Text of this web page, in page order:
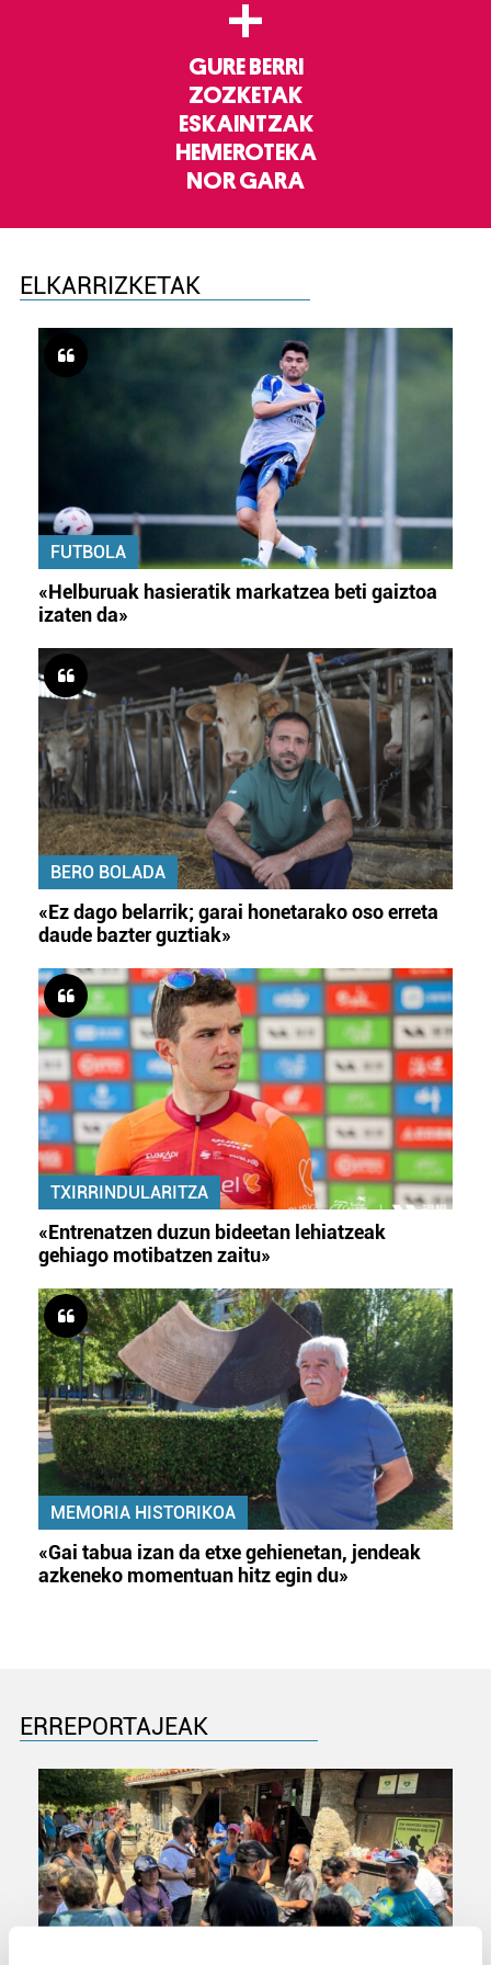
+
GURE BERRI
ZOZKETAK
ESKAINTZAK
HEMEROTEKA
NOR GARA
ELKARRIZKETAK
FUTBOLA
«Helburuak hasieratik markatzea beti gaiztoa
izaten da»
BERO BOLADA
«Ez dago belarrik; garai honetarako oso erreta
daude bazter guztiak»
TXIRRINDULARITZA
«Entrenatzen duzun bideetan lehiatzeak
gehiago motibatzen zaitu»
MEMORIA HISTORIKOA
«Gai tabua izan da etxe gehienetan, jendeak
azkeneko momentuan hitz egin du»
ERREPORTAJEAK